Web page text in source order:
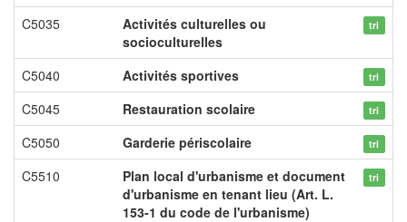
C5035
Activités culturelles ou
socioculturelles
tri
C5040 Activités sportives tri
C5045 Restauration scolaire tri
C5050 Garderie périscolaire tri
C5510
Plan local d'urbanisme et document
d'urbanisme en tenant lieu (Art. L.
153-1 du code de l'urbanisme)
tri